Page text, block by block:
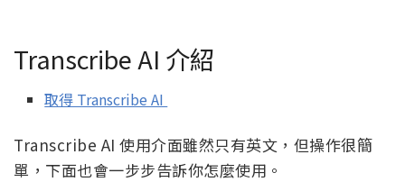
Transcribe AI 介紹
取得 Transcribe AI
Transcribe AI 使用介面雖然只有英文，但操作很簡
單，下面也會一步步告訴你怎麼使用。